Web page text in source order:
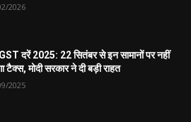
2026
दरें 2025: 22 सितंबर से इन सामानों पर नहीं
टैक्स, मोदी सरकार ने दी बड़ी राहत
2025